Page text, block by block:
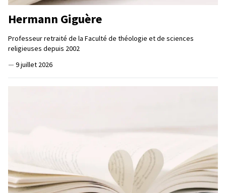
Hermann Giguère
Professeur retraité de la Faculté de théologie et de sciences
religieuses depuis 2002
— 9 juillet 2026